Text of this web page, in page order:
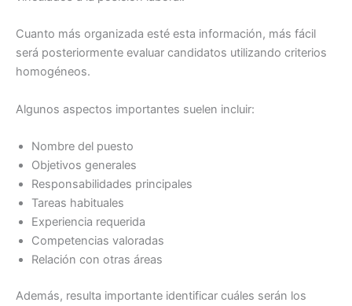
Cuanto más organizada esté esta información, más fácil
será posteriormente evaluar candidatos utilizando criterios
homogéneos.
Algunos aspectos importantes suelen incluir:
Nombre del puesto
Objetivos generales
Responsabilidades principales
Tareas habituales
Experiencia requerida
Competencias valoradas
Relación con otras áreas
Además, resulta importante identificar cuáles serán los